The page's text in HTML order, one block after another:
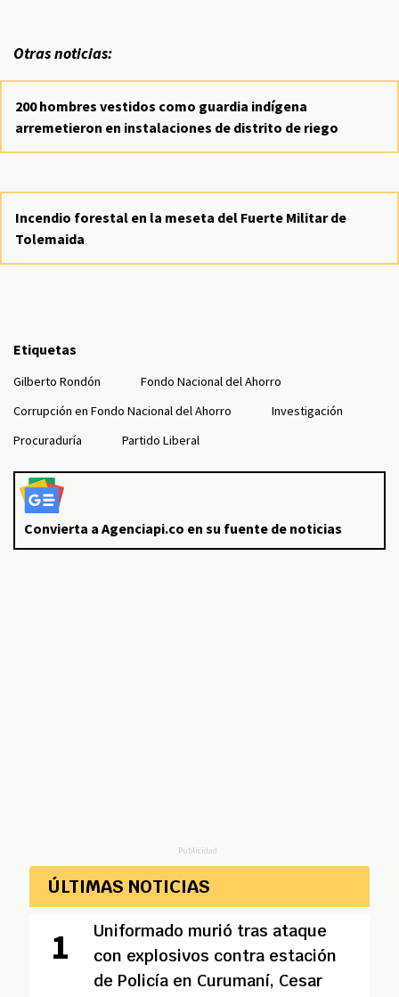
Otras noticias:
200 hombres vestidos como guardia indígena
arremetieron en instalaciones de distrito de riego
Incendio forestal en la meseta del Fuerte Militar de
Tolemaida
Etiquetas
Gilberto Rondón
Fondo Nacional del Ahorro
Corrupción en Fondo Nacional del Ahorro
Investigación
Procuraduría
Partido Liberal
Convierta a Agenciapi.co en su fuente de noticias
Publicidad
ÚLTIMAS NOTICIAS
Uniformado murió tras ataque
con explosivos contra estación
de Policía en Curumaní, Cesar